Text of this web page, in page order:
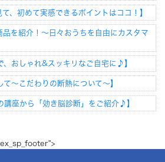
て、初めて実感できるポイントはココ！】
品を紹介！～日々おうちを自由にカスタマ
、おしゃれ&スッキリなご自宅に♪】
て～こだわりの断熱について～】
講座から「効き脳診断」をご紹介♪】